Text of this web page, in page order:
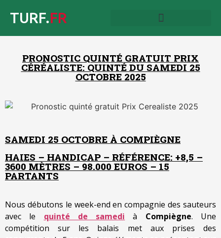
TURF.FR
PRONOSTIC QUINTÉ GRATUIT PRIX
CÉRÉALISTE: QUINTÉ DU SAMEDI 25
OCTOBRE 2025
SAMEDI 25 OCTOBRE À COMPIÈGNE
HAIES – HANDICAP – RÉFÉRENCE: +8,5 –
3600 MÈTRES – 98.000 EUROS – 15
PARTANTS
Nous débutons le week-end en compagnie des sauteurs
avec le quinté de samedi à Compiègne. Une
compétition sur les balais met aux prises des